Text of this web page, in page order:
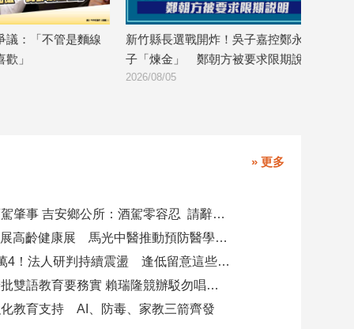
新竹縣長選戰開炸！吳子嘉控鄭永金父
子「煉金」 鄭朝方被要求限期說明
王鴻薇轟民進黨
台糖護短
» 更多
副主任涉酒駕肇事 吉安鄉公所：酒駕零容忍 請辭獲准
攜AI科技參展高齡健康展 馬光中醫推動預防醫學迎接長壽新經濟
台股力守4萬4！法人研判持續震盪 逢低留意這些族群
柯志恩競辦批雙語教育要務實 賴瑞隆競辦駁勿唱衰高雄
教育支持 AI、防毒、家教三箭齊發